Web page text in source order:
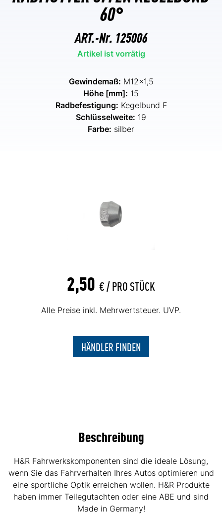
60°
ART.-Nr. 125006
Artikel ist vorrätig
Gewindemaß: M12x1,5
Höhe [mm]: 15
Radbefestigung: Kegelbund F
Schlüsselweite: 19
Farbe: silber
2,50 € /PRO STÜCK
Alle Preise inkl. Mehrwertsteuer. UVP.
HÄNDLER FINDEN
Beschreibung
H&R Fahrwerkskomponenten sind die ideale Lösung,
wenn Sie das Fahrverhalten Ihres Autos optimieren und
eine sportliche Optik erreichen wollen. H&R Produkte
haben immer Teilegutachten oder eine ABE und sind
Made in Germany!